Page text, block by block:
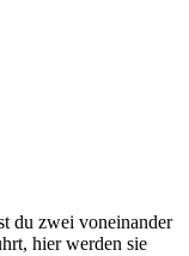
du zwei voneinander
hier werden sie